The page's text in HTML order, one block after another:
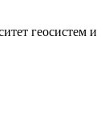
геосистем и